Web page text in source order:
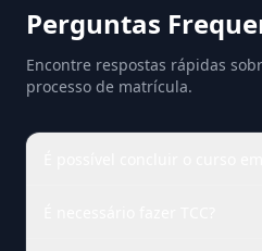
Perguntas
Encontre respostas rápidas
processo de matrícula.